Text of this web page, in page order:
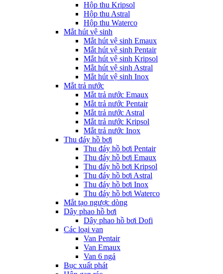
Hộp thu Kripsol
Hộp thu Astral
Hộp thu Waterco
Mắt hút vệ sinh
Mắt hút vệ sinh Emaux
Mắt hút vệ sinh Pentair
Mắt hút vệ sinh Kripsol
Mắt hút vệ sinh Astral
Mắt hút vệ sinh Inox
Mắt trả nước
Mắt trả nước Emaux
Mắt trả nước Pentair
Mắt trả nước Astral
Mắt trả nước Kripsol
Mắt trả nước Inox
Thu đáy hồ bơi
Thu đáy hồ bơi Pentair
Thu đáy hồ bơi Emaux
Thu đáy hồ bơi Kripsol
Thu đáy hồ bơi Astral
Thu đáy hồ bơi Inox
Thu đáy hồ bơi Waterco
Mắt tạo ngược dòng
Dây phao hồ bơi
Dây phao hồ bơi Dofi
Các loại van
Van Pentair
Van Emaux
Van 6 ngả
Bục xuất phát